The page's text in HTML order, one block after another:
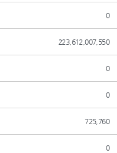
0
223,612,007,550
0
0
725,760
0